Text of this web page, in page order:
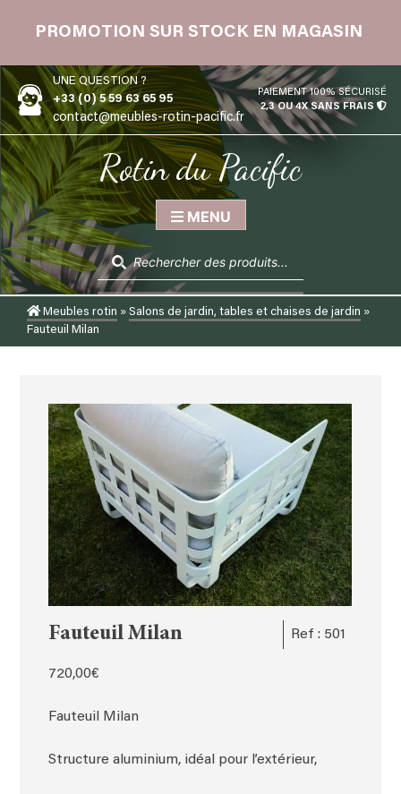
PROMOTION SUR STOCK EN MAGASIN
UNE QUESTION ?
+33 (0) 5 59 63 65 95
contact@meubles-rotin-pacific.fr
PAIEMENT 100% SÉCURISÉ
2,3 OU 4X SANS FRAIS
Rotin du Pacific
MENU
Recherche
de
produits
Meubles rotin » Salons de jardin, tables et chaises de jardin »
Fauteuil Milan
Fauteuil Milan Ref : 501
720,00€
Fauteuil Milan
Structure aluminium, idéal pour l’extérieur,